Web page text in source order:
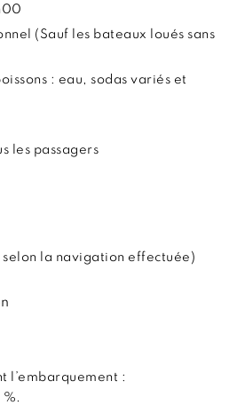
(Sauf les bateaux loués sans
: eau, sodas variés et
les passagers
la navigation effectuée)
l’embarquement :